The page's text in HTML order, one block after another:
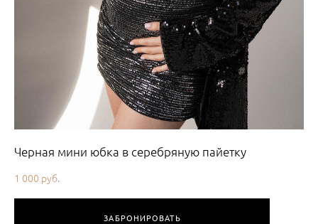
Черная мини юбка в серебряную пайетку
1 000 pуб.
ЗАБРОНИРОВАТЬ